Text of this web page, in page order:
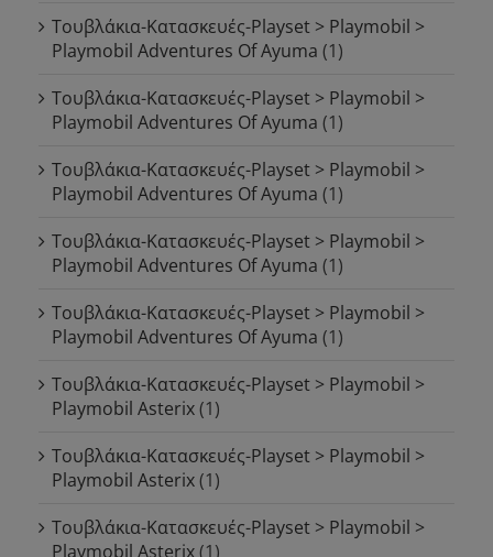
Τουβλάκια-Κατασκευές-Playset > Playmobil >
Playmobil Adventures Of Ayuma (1)
Τουβλάκια-Κατασκευές-Playset > Playmobil >
Playmobil Adventures Of Ayuma (1)
Τουβλάκια-Κατασκευές-Playset > Playmobil >
Playmobil Adventures Of Ayuma (1)
Τουβλάκια-Κατασκευές-Playset > Playmobil >
Playmobil Adventures Of Ayuma (1)
Τουβλάκια-Κατασκευές-Playset > Playmobil >
Playmobil Adventures Of Ayuma (1)
Τουβλάκια-Κατασκευές-Playset > Playmobil >
Playmobil Asterix(1)
Τουβλάκια-Κατασκευές-Playset > Playmobil >
Playmobil Asterix(1)
Τουβλάκια-Κατασκευές-Playset > Playmobil >
Playmobil Asterix(1)